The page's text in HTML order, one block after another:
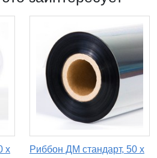
х
Риббон ДМ стандарт, 50 х